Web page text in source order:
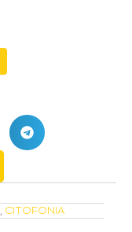
CITOFONIA